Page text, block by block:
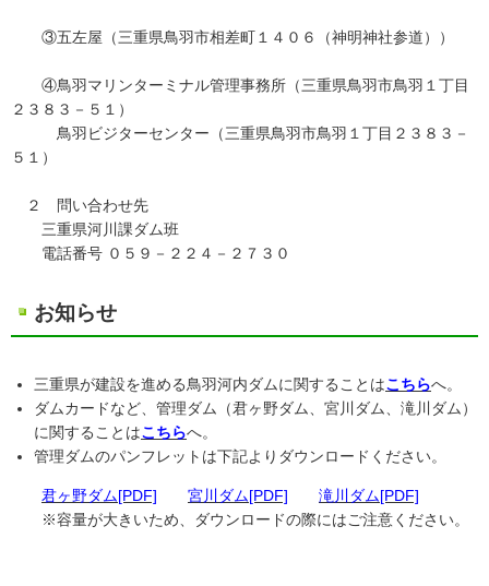
③五左屋（三重県鳥羽市相差町１４０６（神明神社参道））
④鳥羽マリンターミナル管理事務所（三重県鳥羽市鳥羽１丁目
２３８３－５１）
鳥羽ビジターセンター（三重県鳥羽市鳥羽１丁目２３８３－
５１）
２ 問い合わせ先
三重県河川課ダム班
電話番号 ０５９－２２４－２７３０
お知らせ
三重県が建設を進める鳥羽河内ダムに関することはこちらへ。
ダムカードなど、管理ダム（君ヶ野ダム、宮川ダム、滝川ダム）
に関することはこちらへ。
管理ダムのパンフレットは下記よりダウンロードください。
君ヶ野ダム[PDF] 宮川ダム[PDF]
滝川ダム[PDF]
※容量が大きいため、ダウンロードの際にはご注意ください。